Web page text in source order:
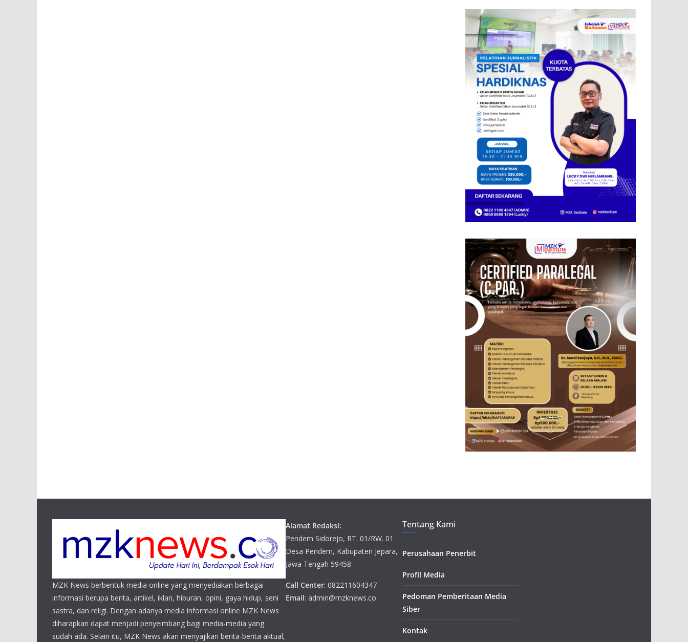
MZK News berbentuk media online yang menyediakan berbagai
informasi berupa berita, artikel, iklan, hiburan, opini, gaya hidup, seni
sastra, dan religi. Dengan adanya media informasi online MZK News
diharapkan dapat menjadi penyeimbang bagi media-media yang
sudah ada. Selain itu, MZK News akan menyajikan berita-berita aktual,
Alamat Redaksi:
Pendem Sidorejo, RT. 01/RW. 01
Desa Pendem, Kabupaten Jepara,
Jawa Tengah 59458
Call Center: 082211604347
Email: admin@mzknews.co
Tentang Kami
Perusahaan Penerbit
Profil Media
Pedoman Pemberitaan Media
Siber
Kontak